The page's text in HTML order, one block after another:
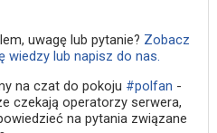
uwagę lub pytanie? Zobacz
wiedzy lub napisz do nas.
na czat do pokoju #polfan -
czekają operatorzy serwera,
na pytania związane